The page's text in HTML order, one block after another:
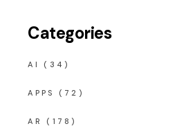
Categories
AI (34)
APPS (72)
AR (178)